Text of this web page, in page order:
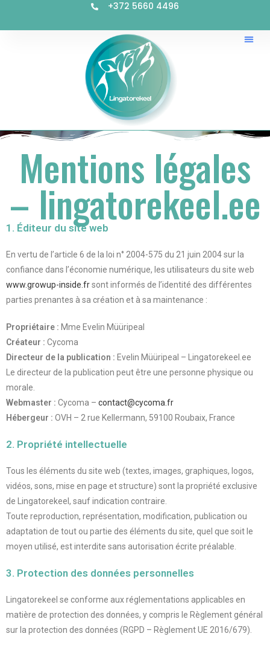
+372 5660 4496
Mentions légales
– lingatorekeel.ee
1. Éditeur du site web
En vertu de l’article 6 de la loi n° 2004-575 du 21 juin 2004 sur la
confiance dans l’économie numérique, les utilisateurs du site web
www.growup-inside.frsont informés de l’identité des différentes
parties prenantes à sa création et à sa maintenance :
Propriétaire : Mme Evelin Müüripeal
Créateur : Cycoma
Directeur de la publication : Evelin Müüripeal – Lingatorekeel.ee
Le directeur de la publication peut être une personne physique ou
morale.
Webmaster : Cycoma – contact@cycoma.fr
Hébergeur : OVH – 2 rue Kellermann, 59100 Roubaix, France
2. Propriété intellectuelle
Tous les éléments du site web (textes, images, graphiques, logos,
vidéos, sons, mise en page et structure) sont la propriété exclusive
de Lingatorekeel, sauf indication contraire.
Toute reproduction, représentation, modification, publication ou
adaptation de tout ou partie des éléments du site, quel que soit le
moyen utilisé, est interdite sans autorisation écrite préalable.
3. Protection des données personnelles
Lingatorekeel se conforme aux réglementations applicables en
matière de protection des données, y compris le Règlement général
sur la protection des données (RGPD – Règlement UE 2016/679).